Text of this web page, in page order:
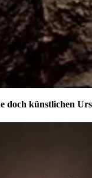
doch künstlichen